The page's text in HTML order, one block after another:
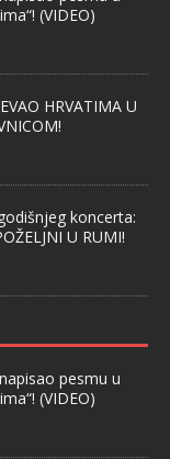
(VIDEO)
HRVATIMA U
koncerta:
U RUMI!
pesmu u
(VIDEO)